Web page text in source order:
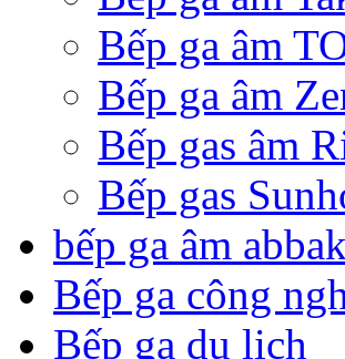
Bếp ga âm
Bếp ga âm
Bếp gas âm
Bếp gas
bếp ga âm
Bếp ga công
Bếp ga du lịch